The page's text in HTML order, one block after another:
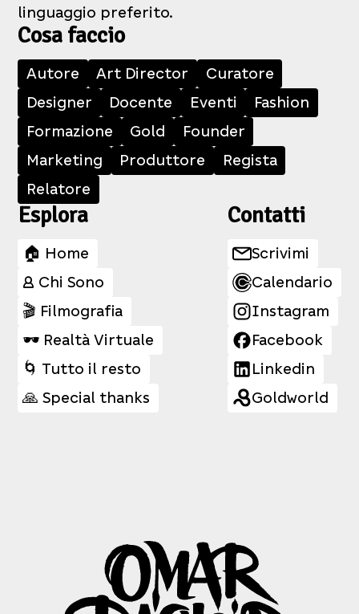
linguaggio preferito.
Cosa faccio
Autore Art Director
Curatore
Designer
Docente Eventi
Fashion
Formazione
Gold
Founder
Marketing
Produttore
Regista
Relatore
Esplora
🏠 Home
👤 Chi Sono
🎬 Filmografia
🕶️ Realtà Virtuale
🌀 Tutto il resto
🙏 Special thanks
Contatti
Scrivimi
Calendario
Instagram
Facebook
Linkedin
Goldworld